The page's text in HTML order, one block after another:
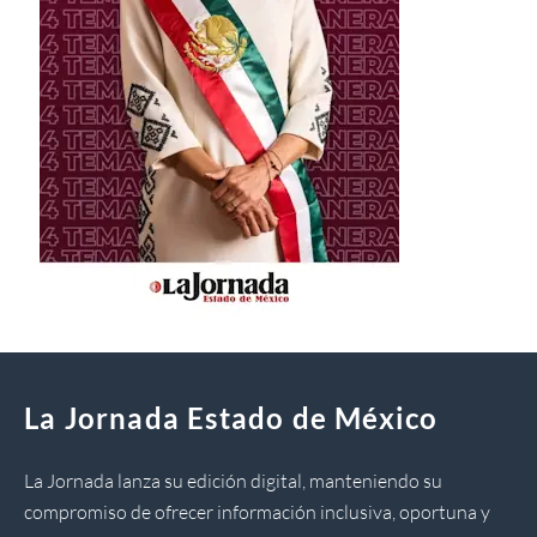
La Jornada Estado de México
La Jornada lanza su edición digital, manteniendo su
compromiso de ofrecer información inclusiva, oportuna y